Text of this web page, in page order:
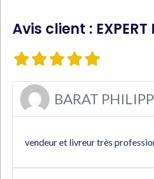
Avis client : EXPERT
BARAT
vendeur et livreur très